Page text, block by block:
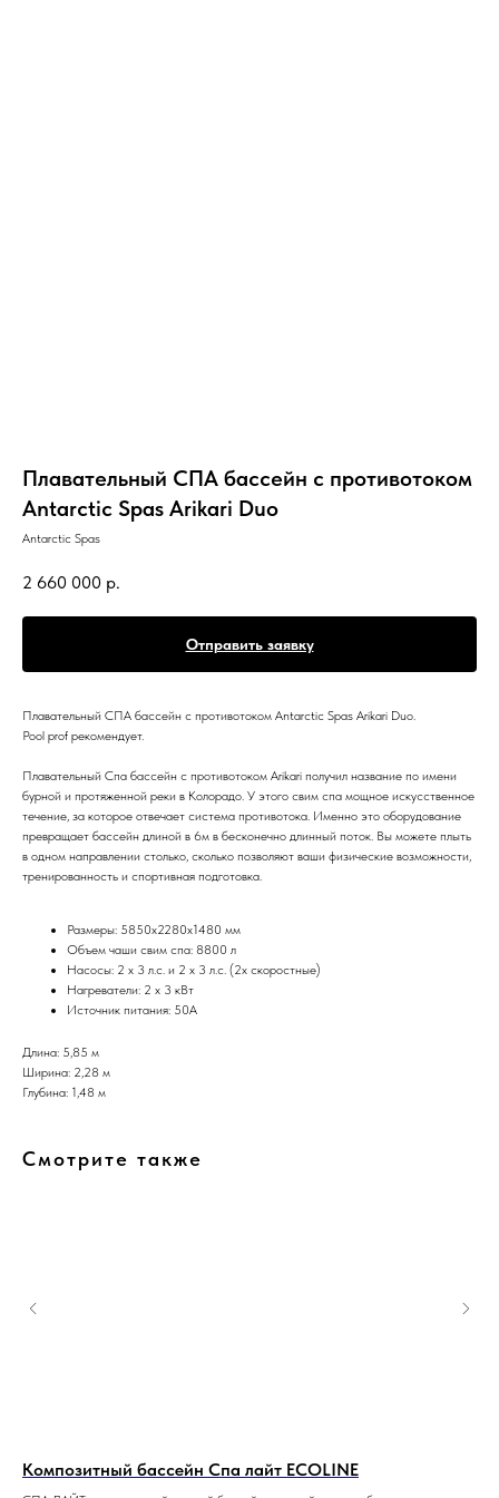
Плавательный СПА бассейн с противотоком
Antarctic Spas Arikari Duo
Antarctic Spas
2 660 000 р.
Отправить заявку
Плавательный СПА бассейн с противотоком Antarctic Spas Arikari Duo.
Pool prof рекомендует.
Плавательный Спа бассейн с противотоком Arikari получил название по имени
бурной и протяженной реки в Колорадо. У этого свим спа мощное искусственное
течение, за которое отвечает система противотока. Именно это оборудование
превращает бассейн длиной в 6м в бесконечно длинный поток. Вы можете плыть
в одном направлении столько, сколько позволяют ваши физические возможности,
тренированность и спортивная подготовка.
Размеры: 5850х2280х1480 мм
Объем чаши свим спа: 8800 л
Насосы: 2 x 3 л.с. и 2 x 3 л.с. (2х скоростные)
Нагреватели: 2 х 3 кВт
Источник питания: 50A
Длина: 5,85 м
Ширина: 2,28 м
Глубина: 1,48 м
Смотрите также
Композитный бассейн Спа лайт ECOLINE